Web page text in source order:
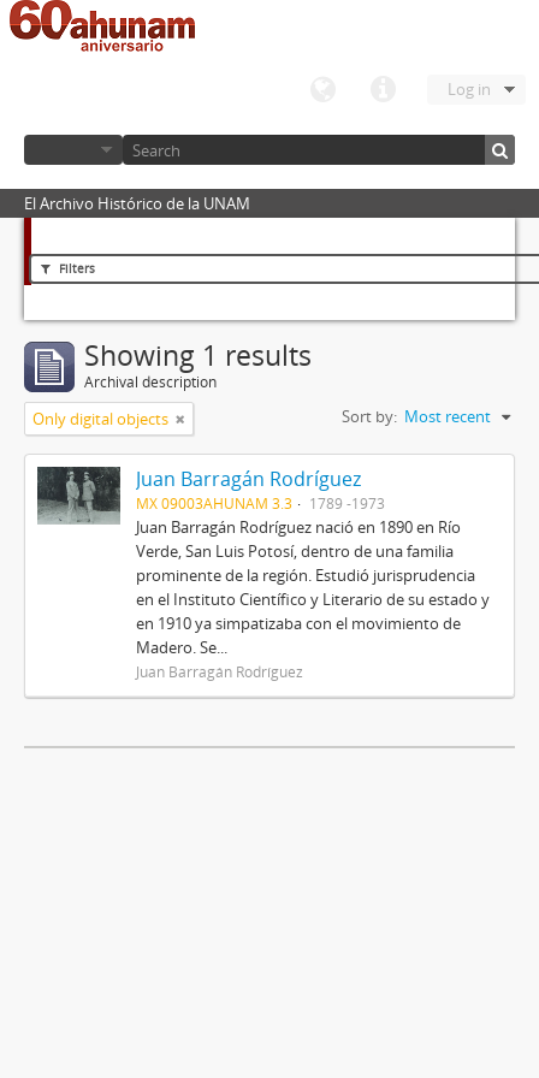
Log in
El Archivo Histórico de la UNAM
Filters
Showing 1 results
Archival description
Only digital objects Sort by: Most recent
Juan Barragán Rodríguez
MX 09003AHUNAM 3.3 1789 -1973
Juan Barragán Rodríguez nació en 1890 en Río
Verde, San Luis Potosí, dentro de una familia
prominente de la región. Estudió jurisprudencia
en el Instituto Científico y Literario de su estado y
en 1910 ya simpatizaba con el movimiento de
Madero. Se...
Juan Barragán Rodríguez